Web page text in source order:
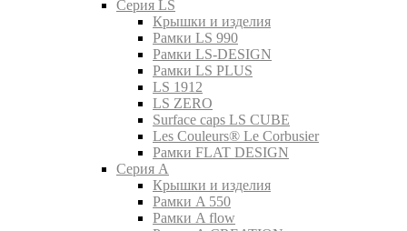
Серия LS
Крышки и изделия
Рамки LS 990
Рамки LS-DESIGN
Рамки LS PLUS
LS 1912
LS ZERO
Surface caps LS CUBE
Les Couleurs® Le Corbusier
Рамки FLAT DESIGN
Серия A
Крышки и изделия
Рамки A 550
Рамки A flow